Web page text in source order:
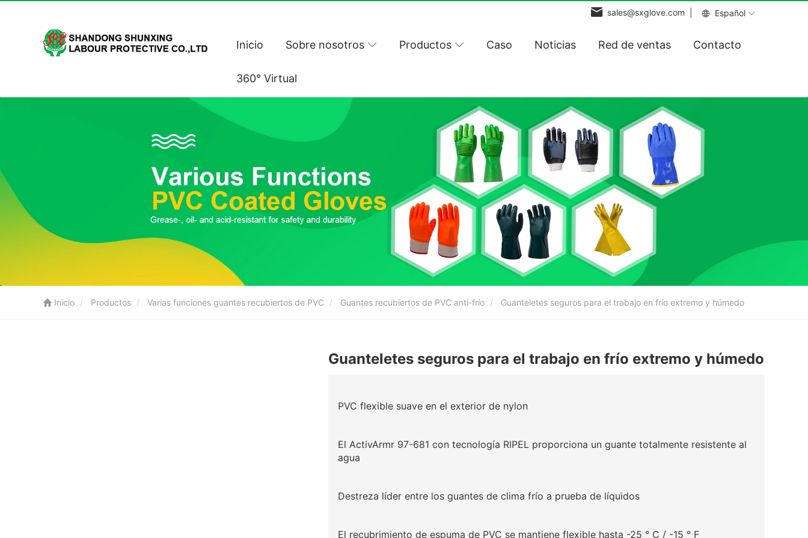
Español
sales@sxglove.com |
Inicio Sobre nosotros Productos Caso Noticias Red de ventas Contacto
360° Virtual
Inicio Productos Varias funciones guantes recubiertos de PVC Guantes recubiertos de PVC anti-frío Guanteletes seguros para el trabajo en frío extremo y húmedo
Guanteletes seguros para el trabajo en frío extremo y húmedo
PVC flexible suave en el exterior de nylon
El ActivArmr 97-681 con tecnología RIPEL proporciona un guante totalmente resistente al
agua
Destreza líder entre los guantes de clima frío a prueba de líquidos
El recubrimiento de espuma de PVC se mantiene flexible hasta -25 ° C / -15 ° F